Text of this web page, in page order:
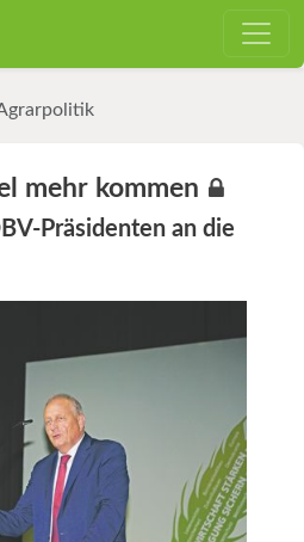
mehr kommen
Präsidenten an die